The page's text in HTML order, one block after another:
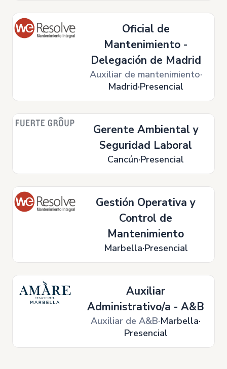
Oficial de
Mantenimiento -
Delegación de Madrid
Auxiliar de mantenimiento
Madrid Presencial
Gerente Ambiental y
Seguridad Laboral
Cancún Presencial
Gestión Operativa y
Control de
Mantenimiento
Marbella Presencial
Auxiliar
Administrativo/a - A&B
Auxiliar de A&B Marbella
Presencial